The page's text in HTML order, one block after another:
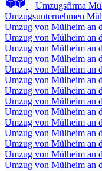
Umzugsfirma
Umzugsunternehmen
Umzug von Mülheim an
Umzug von Mülheim an
Umzug von Mülheim an
Umzug von Mülheim an
Umzug von Mülheim an
Umzug von Mülheim an
Umzug von Mülheim an
Umzug von Mülheim an
Umzug von Mülheim an
Umzug von Mülheim an
Umzug von Mülheim an
Umzug von Mülheim an
Umzug von Mülheim an
Umzug von Mülheim an